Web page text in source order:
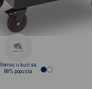
Pomoć u kući sa
88% popusta